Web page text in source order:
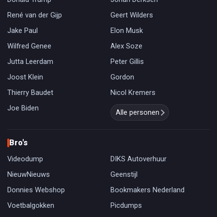
René van der Gijp
Geert Wilders
Jake Paul
Elon Musk
Wilfred Genee
Alex Soze
Jutta Leerdam
Peter Gillis
Joost Klein
Gordon
Thierry Baudet
Nicol Kremers
Joe Biden
Alle personen
Bro's
Videodump
DIKS Autoverhuur
NieuwNieuws
Geenstijl
Donnies Webshop
Bookmakers Nederland
Voetbalgokken
Picdumps